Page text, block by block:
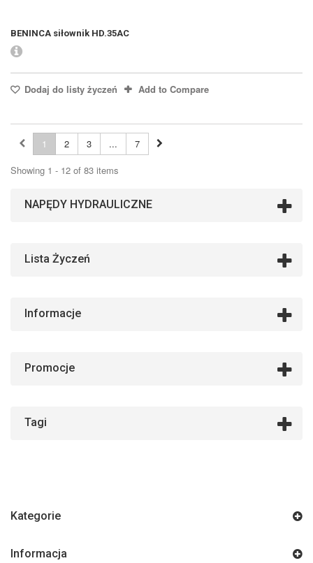
BENINCA siłownik HD.35AC
Dodaj do listy życzeń Add to Compare
1 2 3 ...
7
Showing 1 - 12 of 83 items
NAPĘDY HYDRAULICZNE
Lista Życzeń
Informacje
Promocje
Tagi
Kategorie
Informacja